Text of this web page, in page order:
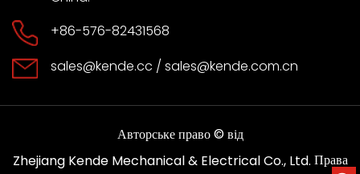
+86-576-82431568
sales@kende.cc / sales@kende.com.cn
Авторське право © від
Zhejiang Kende Mechanical & Electrical Co., Ltd. Права